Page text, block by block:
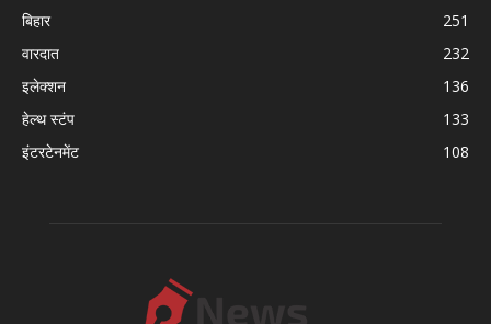
बिहार
251
वारदात
232
इलेक्शन
136
हेल्थ स्टंप
133
इंटरटेनमेंट
108